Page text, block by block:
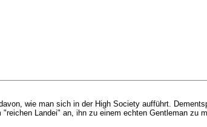
wie man sich in der High Society aufführt.
Landei" an, ihn zu einem echten Gentleman zu